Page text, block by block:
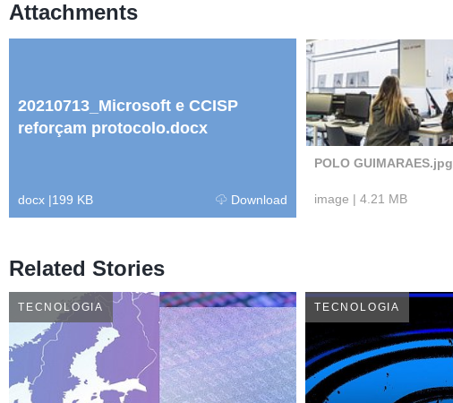
Attachments
20210713_Microsoft e CCISP
reforçam protocolo.docx
docx |199 KB Download
POLO GUIMARAES.jpg
image | 4.21 MB
Related Stories
TECNOLOGIA TECNOLOGIA